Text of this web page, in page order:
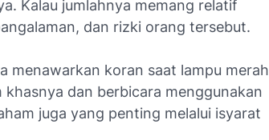
Kalau jumlahnya memang relatif
dan rizki orang tersebut.
menawarkan koran saat lampu merah
khasnya dan berbicara menggunakan
juga yang penting melalui isyarat